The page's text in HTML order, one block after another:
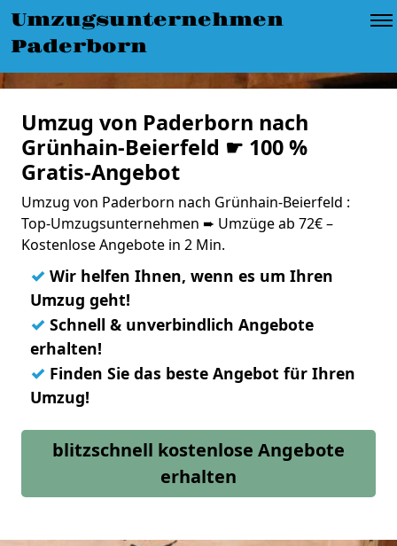
Umzugsunternehmen
Paderborn
Umzug von Paderborn nach
Grünhain-Beierfeld ☛ 100 %
Gratis-Angebot
Umzug von Paderborn nach Grünhain-Beierfeld :
Top-Umzugsunternehmen ➨ Umzüge ab 72€ –
Kostenlose Angebote in 2 Min.
✓ Wir helfen Ihnen, wenn es um Ihren
Umzug geht!
✓ Schnell & unverbindlich Angebote
erhalten!
✓ Finden Sie das beste Angebot für Ihren
Umzug!
blitzschnell kostenlose Angebote
erhalten